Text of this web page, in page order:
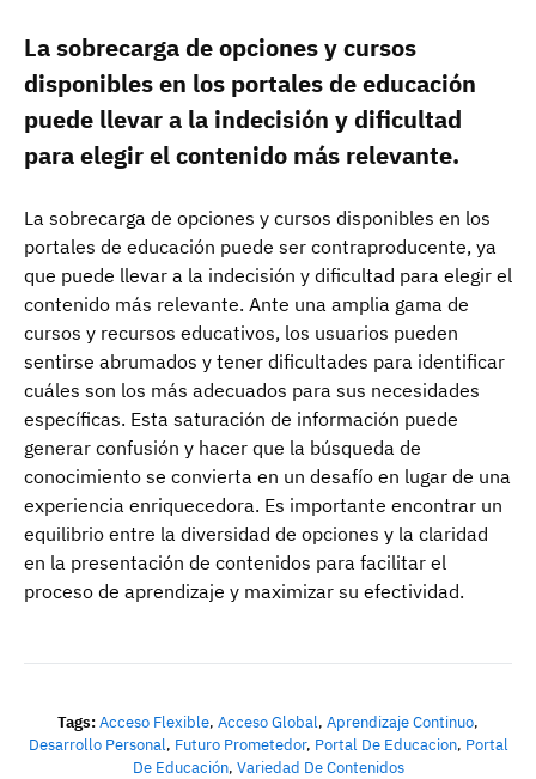
La sobrecarga de opciones y cursos
disponibles en los portales de educación
puede llevar a la indecisión y dificultad
para elegir el contenido más relevante.
La sobrecarga de opciones y cursos disponibles en los
portales de educación puede ser contraproducente, ya
que puede llevar a la indecisión y dificultad para elegir el
contenido más relevante. Ante una amplia gama de
cursos y recursos educativos, los usuarios pueden
sentirse abrumados y tener dificultades para identificar
cuáles son los más adecuados para sus necesidades
específicas. Esta saturación de información puede
generar confusión y hacer que la búsqueda de
conocimiento se convierta en un desafío en lugar de una
experiencia enriquecedora. Es importante encontrar un
equilibrio entre la diversidad de opciones y la claridad
en la presentación de contenidos para facilitar el
proceso de aprendizaje y maximizar su efectividad.
Tags:Acceso Flexible, Acceso Global, Aprendizaje Continuo,
Desarrollo Personal, Futuro Prometedor, Portal De Educacion, Portal
De Educación, Variedad De Contenidos